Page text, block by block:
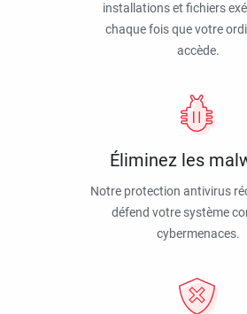
installations et fichiers
chaque fois que votre
accède.
Éliminez les
Notre protection antivirus
défend votre système
cybermenaces.